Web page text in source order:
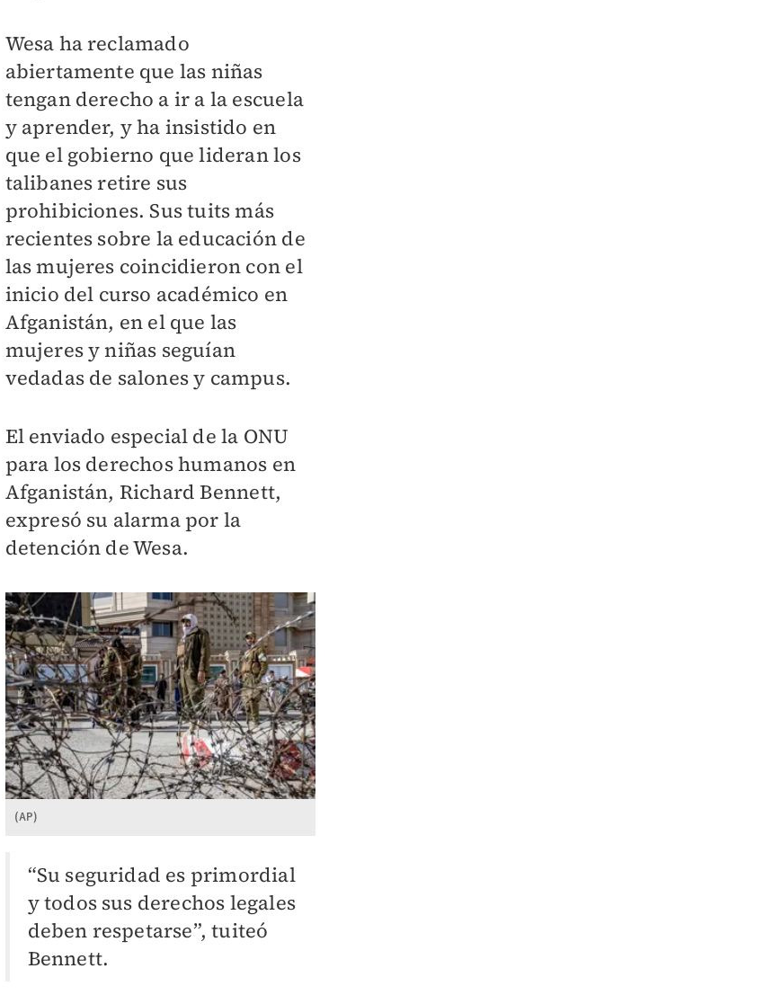
Wesa ha reclamado
abiertamente que las niñas
tengan derecho a ir a la escuela
y aprender, y ha insistido en
que el gobierno que lideran los
talibanes retire sus
prohibiciones. Sus tuits más
recientes sobre la educación de
las mujeres coincidieron con el
inicio del curso académico en
Afganistán, en el que las
mujeres y niñas seguían
vedadas de salones y campus.
El enviado especial de la ONU
para los derechos humanos en
Afganistán, Richard Bennett,
expresó su alarma por la
detención de Wesa.
(AP)
“Su seguridad es primordial
y todos sus derechos legales
deben respetarse”, tuiteó
Bennett.